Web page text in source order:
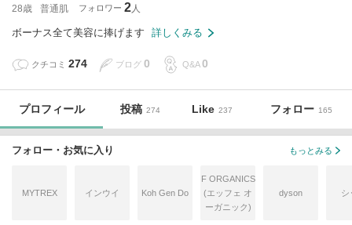
28歳 普通肌 フォロワー 2
ボーナス全て美容に捧げます 詳しくみる
クチコミ 274 ブログ 0 Q&A 0
プロフィール 投稿 274 Like 237 フォロー 165
フォロー・お気に入り もっとみる
MYTREX インウイ Koh Gen Do
F ORGANICS
(エッフェ オ
ーガニック)
dyson シ